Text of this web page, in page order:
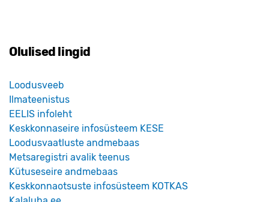
Olulised lingid
Loodusveeb
Ilmateenistus
EELIS infoleht
Keskkonnaseire infosüsteem KESE
Loodusvaatluste andmebaas
Metsaregistri avalik teenus
Kütuseseire andmebaas
Keskkonnaotsuste infosüsteem KOTKAS